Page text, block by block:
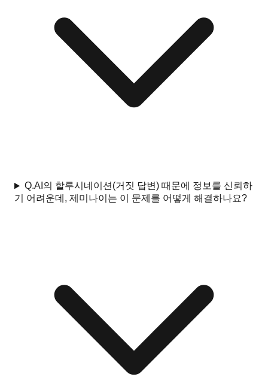
Q.AI의 할루시네이션(거짓 답변) 때문에 정보를 신뢰하
기 어려운데, 제미나이는 이 문제를 어떻게 해결하나요?